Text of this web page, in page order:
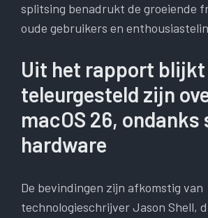
splitsing benadrukt de groeiende
oude gebruikers en
Uit het rapport
teleurgesteld zijn
macOS 26, ondanks
hardware
De bevindingen zijn afkomstig van
technologieschrijver Jason Shell,